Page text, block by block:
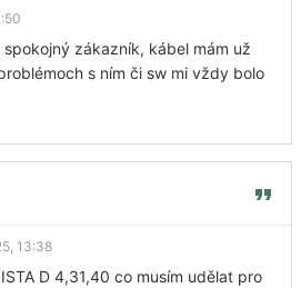
zákazník, kábel mám už
s ním či sw mi vždy bolo
13:38
D 4,31,40 co musím udělat pro